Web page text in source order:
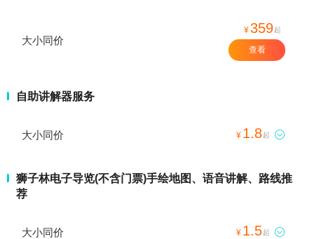
大小同价
¥359起
查看
自助讲解器服务
大小同价 ¥ 1.8起 
狮子林电子导览(不含门票)手绘地图、语音讲解、路线推
荐
大小同价 ¥ 1.5起 